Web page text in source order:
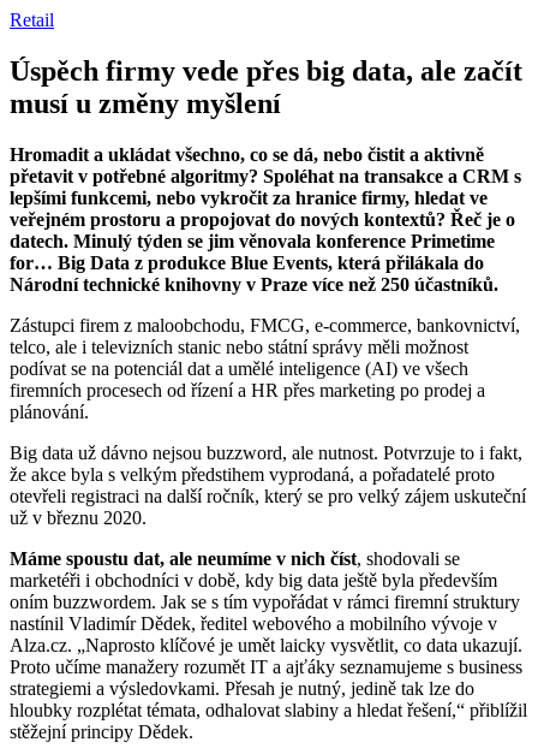
Retail
Úspěch firmy vede přes big data, ale začít
musí u změny myšlení
Hromadit a ukládat všechno, co se dá, nebo čistit a aktivně
přetavit v potřebné algoritmy? Spoléhat na transakce a CRM s
lepšími funkcemi, nebo vykročit za hranice firmy, hledat ve
veřejném prostoru a propojovat do nových kontextů? Řeč je o
datech. Minulý týden se jim věnovala konference Primetime
for… Big Data z produkce Blue Events, která přilákala do
Národní technické knihovny v Praze více než 250 účastníků.
Zástupci firem z maloobchodu, FMCG, e-commerce, bankovnictví,
telco, ale i televizních stanic nebo státní správy měli možnost
podívat se na potenciál dat a umělé inteligence (AI) ve všech
firemních procesech od řízení a HR přes marketing po prodej a
plánování.
Big data už dávno nejsou buzzword, ale nutnost. Potvrzuje to i fakt,
že akce byla s velkým předstihem vyprodaná, a pořadatelé proto
otevřeli registraci na další ročník, který se pro velký zájem uskuteční
už v březnu 2020.
Máme spoustu dat, ale neumíme v nich číst, shodovali se
marketéři i obchodníci v době, kdy big data ještě byla především
oním buzzwordem. Jak se s tím vypořádat v rámci firemní struktury
nastínil Vladimír Dědek, ředitel webového a mobilního vývoje v
Alza.cz. „Naprosto klíčové je umět laicky vysvětlit, co data ukazují.
Proto učíme manažery rozumět IT a ajťáky seznamujeme s business
strategiemi a výsledovkami. Přesah je nutný, jedině tak lze do
hloubky rozplétat témata, odhalovat slabiny a hledat řešení,“ přiblížil
stěžejní principy Dědek.